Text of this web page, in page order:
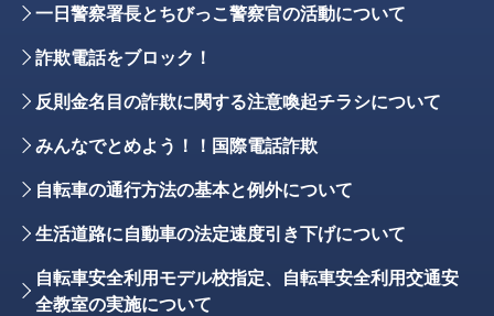
一日警察署長とちびっこ警察官の活動について
詐欺電話をブロック！
反則金名目の詐欺に関する注意喚起チラシについて
みんなでとめよう！！国際電話詐欺
自転車の通行方法の基本と例外について
生活道路に自動車の法定速度引き下げについて
自転車安全利用モデル校指定、自転車安全利用交通安
全教室の実施について